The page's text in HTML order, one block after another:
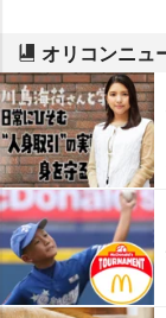
オリコンニュ